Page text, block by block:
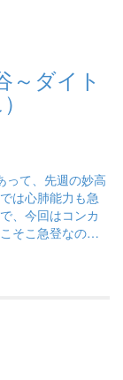
～ダイト
って、先週の妙高
は心肺能力も急
、今回はコンカ
そこ急登なの